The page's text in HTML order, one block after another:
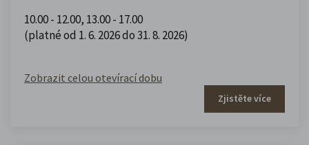
10.00 - 12.00, 13.00 - 17.00
(platné od 1. 6. 2026 do 31. 8. 2026)
Zobrazit celou otevírací dobu
Zjistěte více